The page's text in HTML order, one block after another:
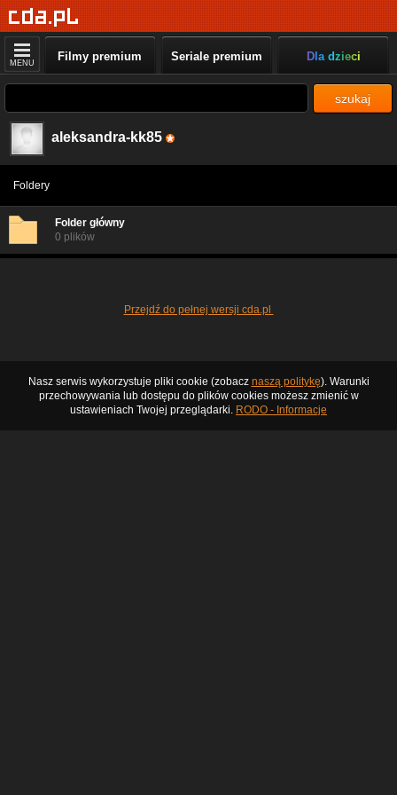
MENU Filmy premium Seriale premium Dla dzieci
szukaj
aleksandra-kk85
Foldery
Folder główny
0 plików
Przejdź do pełnej wersji cda.pl
Nasz serwis wykorzystuje pliki cookie (zobacz naszą politykę). Warunki
przechowywania lub dostępu do plików cookies możesz zmienić w
ustawieniach Twojej przeglądarki. RODO - Informacje